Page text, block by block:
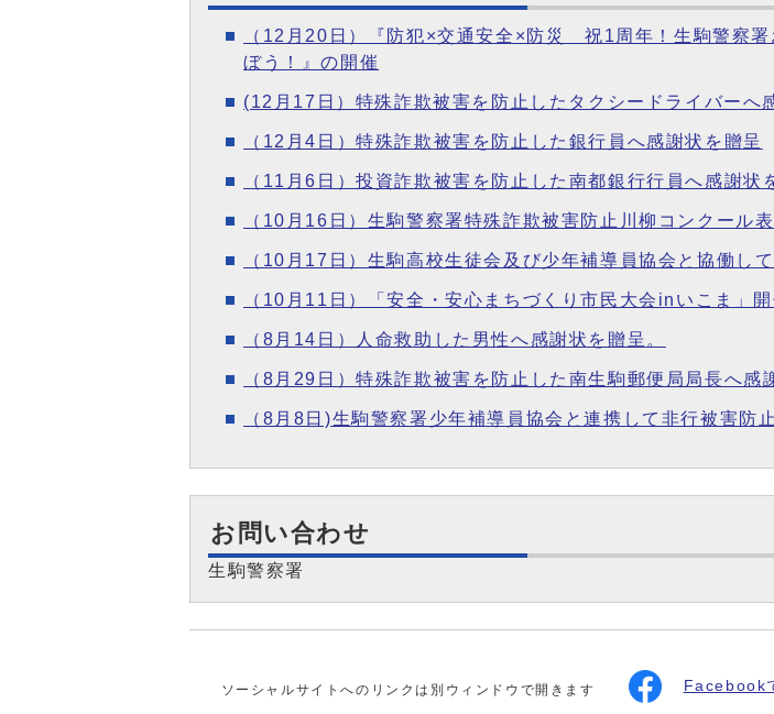
（12月20日）『防犯×交通安全×防災 祝1周年！生駒警察
ぼう！』の開催
(12月17日）特殊詐欺被害を防止したタクシードライバーへ
（12月4日）特殊詐欺被害を防止した銀行員へ感謝状を贈呈
（11月6日）投資詐欺被害を防止した南都銀行行員へ感謝状
（10月16日）生駒警察署特殊詐欺被害防止川柳コンクール
（10月17日）生駒高校生徒会及び少年補導員協会と協働し
（10月11日）「安全・安心まちづくり市民大会inいこま」開
（8月14日）人命救助した男性へ感謝状を贈呈。
（8月29日）特殊詐欺被害を防止した南生駒郵便局局長へ感
（8月8日)生駒警察署少年補導員協会と連携して非行被害防
お問い合わせ
生駒警察署
ソーシャルサイトへのリンクは別ウィンドウで開きます Facebook